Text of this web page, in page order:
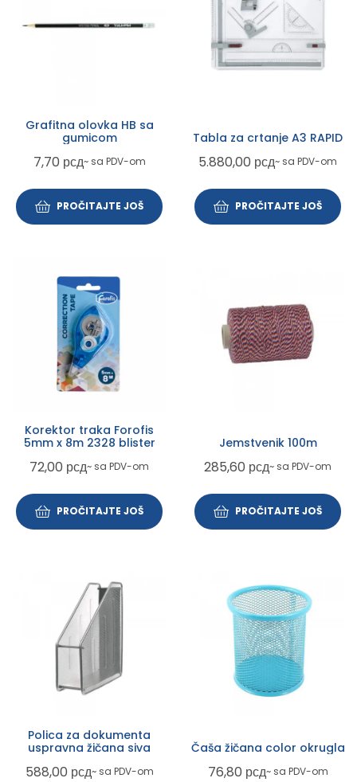
Grafitna olovka HB sa
gumicom
7,70 рсд~ sa PDV-om
PROČITAJTE JOŠ
Tabla za crtanje A3 RAPID
5.880,00 рсд~ sa PDV-om
PROČITAJTE JOŠ
Korektor traka Forofis
5mm x 8m 2328 blister
72,00 рсд~ sa PDV-om
PROČITAJTE JOŠ
Jemstvenik 100m
285,60 рсд~ sa PDV-om
PROČITAJTE JOŠ
Polica za dokumenta
uspravna žičana siva
588,00 рсд~ sa PDV-om
Čaša žičana color okrugla
76,80 рсд~ sa PDV-om